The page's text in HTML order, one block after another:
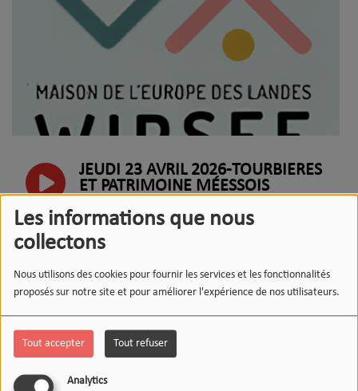
Les informations que nous
collectons
Nous utilisons des cookies pour fournir les services et les fonctionnalités
proposés sur notre site et pour améliorer l'expérience de nos utilisateurs.
Tout accepter Tout refuser
Analytics
JEUDI 23 AVRIL 2026-TOURBIÈRES
ET PATRIMOINE MÉESSOIS
MERCREDI 22 AVRIL 2026-GEMME
MARDI 21 AVRIL 2026 - ALEX DES
GIVRÉS